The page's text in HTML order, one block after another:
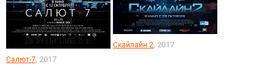
Салют-7, 2017
Скайлайн 2, 2017